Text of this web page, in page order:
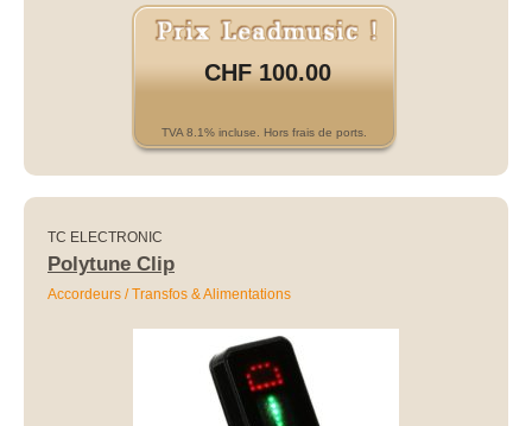
CHF 100.00
TVA 8.1% incluse. Hors frais de ports.
TC ELECTRONIC
Polytune Clip
Accordeurs / Transfos & Alimentations